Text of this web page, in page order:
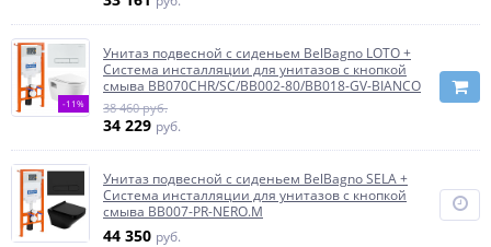
-11%
Унитаз подвесной с сиденьем BelBagno LOTO +
Система инсталляции для унитазов с кнопкой
смыва BB070CHR/SC/BB002-80/BB018-GV-BIANCO
38 460 руб.
34 229 руб.
Унитаз подвесной с сиденьем BelBagno SELA +
Система инсталляции для унитазов с кнопкой
смыва BB007-PR-NERO.M
44 350 руб.